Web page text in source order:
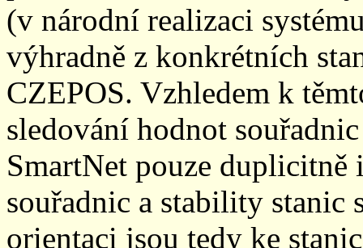
(v národní realizaci
výhradně z konkrétních
CZEPOS. Vzhledem k
sledování hodnot
SmartNet pouze
souřadnic a stability stanic
orientaci jsou tedy ke